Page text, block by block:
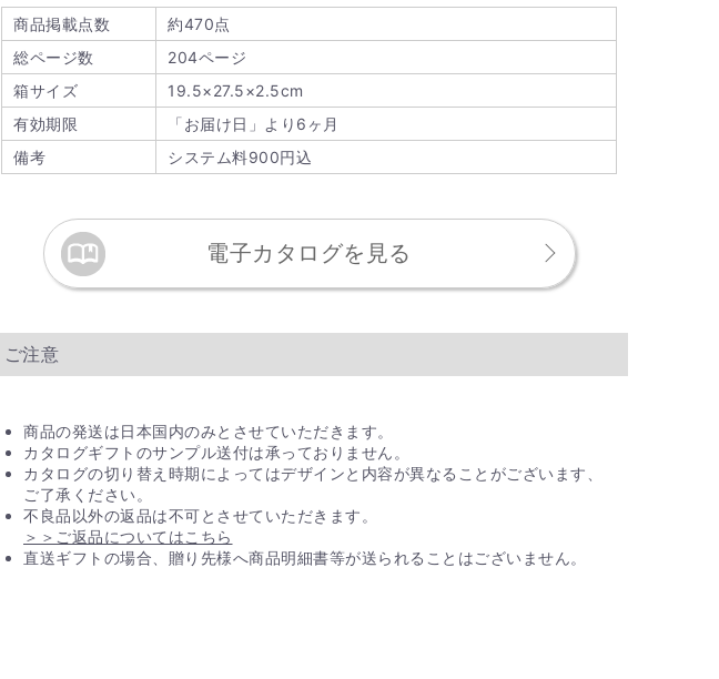
Q. たくさん買いたいのですが、割引はありますか？
福利厚生や、イベントなどでたくさんご用意されたい方に、大口注文割引をご
用意しています。詳細は「カタログギフト まとめ買い・大口注文フォーム」を
ご確認ください。
▼詳しくはこちらをご覧ください。
※一部対象外の商品がございます。
Q. 直送でギフトを贈ったとき、価格がわかるようなもの
直送ギフトの場合、贈り先様へ商品明細書等が送られることはございません。
ご安心ください。
商品掲載点数
約470点
総ページ数
204ページ
箱サイズ
19.5×27.5×2.5cm
有効期限
「お届け日」より6ヶ月
備考
システム料900円込
電子カタログを見る
ご注意
商品の発送は日本国内のみとさせていただきます。
カタログギフトのサンプル送付は承っておりません。
カタログの切り替え時期によってはデザインと内容が異なることがございます、
ご了承ください。
不良品以外の返品は不可とさせていただきます。
＞＞ご返品についてはこちら
直送ギフトの場合、贈り先様へ商品明細書等が送られることはございません。